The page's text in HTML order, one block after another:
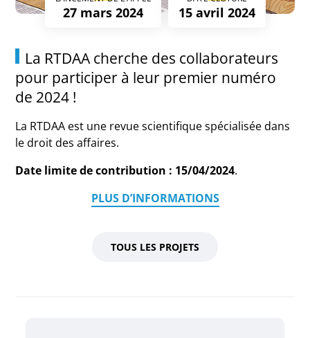
27 mars 2024 15 avril 2024
La RTDAA cherche des collaborateurs
pour participer à leur premier numéro
de 2024 !
La RTDAA est une revue scientifique spécialisée dans
le droit des affaires.
Date limite de contribution : 15/04/2024.
PLUS D’INFORMATIONS
TOUS LES PROJETS